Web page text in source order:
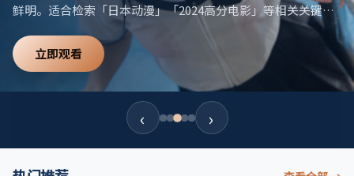
鲜明。适合检索「日本动漫」「2024高分电影」等相关关键
立即观看
‹ ›